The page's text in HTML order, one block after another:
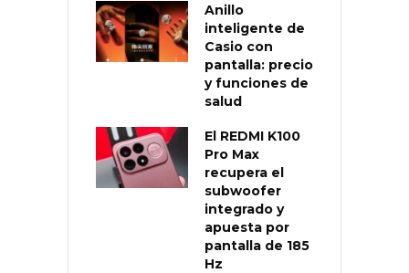
Anillo
inteligente de
Casio con
pantalla: precio
y funciones de
salud
El REDMI K100
Pro Max
recupera el
subwoofer
integrado y
apuesta por
pantalla de 185
Hz